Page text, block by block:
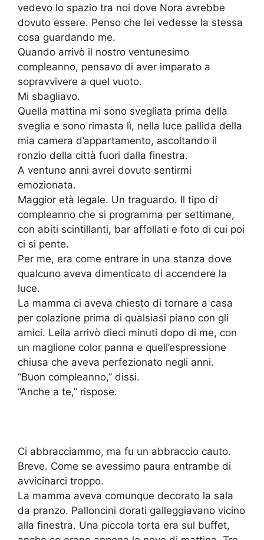
vedevo lo spazio tra noi dove Nora avrebbe
dovuto essere. Penso che lei vedesse la stessa
cosa guardando me.
Quando arrivò il nostro ventunesimo
compleanno, pensavo di aver imparato a
sopravvivere a quel vuoto.
Mi sbagliavo.
Quella mattina mi sono svegliata prima della
sveglia e sono rimasta lì, nella luce pallida della
mia camera d’appartamento, ascoltando il
ronzio della città fuori dalla finestra.
A ventuno anni avrei dovuto sentirmi
emozionata.
Maggior età legale. Un traguardo. Il tipo di
compleanno che si programma per settimane,
con abiti scintillanti, bar affollati e foto di cui poi
ci si pente.
Per me, era come entrare in una stanza dove
qualcuno aveva dimenticato di accendere la
luce.
La mamma ci aveva chiesto di tornare a casa
per colazione prima di qualsiasi piano con gli
amici. Leila arrivò dieci minuti dopo di me, con
un maglione color panna e quell’espressione
chiusa che aveva perfezionato negli anni.
“Buon compleanno,” dissi.
“Anche a te,” rispose.
Ci abbracciammo, ma fu un abbraccio cauto.
Breve. Come se avessimo paura entrambe di
avvicinarci troppo.
La mamma aveva comunque decorato la sala
da pranzo. Palloncini dorati galleggiavano vicino
alla finestra. Una piccola torta era sul buffet,